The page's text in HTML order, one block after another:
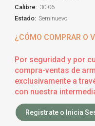
Calibre: 30.06
Estado: Seminuevo
¿CÓMO COMPRAR O
Por seguridad y por
compra-ventas de
exclusivamente a
con nuestra
Registrate o Inicia